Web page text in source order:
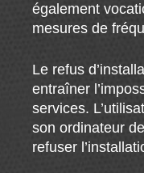
également
mesures de
Le refus
entraîner
services.
son ordinateur
refuser